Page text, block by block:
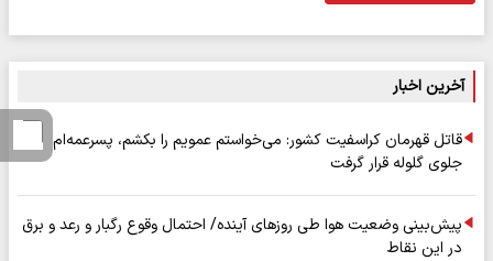
آخرین اخبار
قاتل قهرمان کراسفیت کشور: می‌خواستم عمویم را بکشم، پسرعمه‌ام
جلوی گلوله قرار گرفت
پیش‌بینی وضعیت هوا طی روزهای آینده/ احتمال وقوع رگبار و رعد و برق
در این نقاط